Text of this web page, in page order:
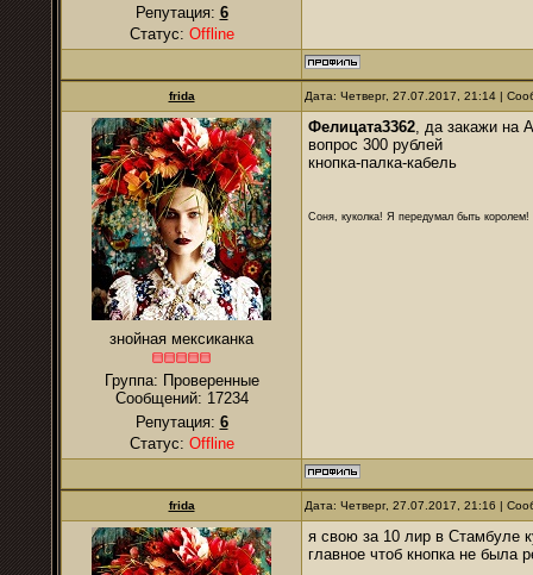
Репутация: 6
Статус: Offline
frida Дата: Четверг, 27.07.2017, 21:14 |
знойная мексиканка
Группа: Проверенные
Сообщений: 17234
Репутация: 6
Статус: Offline
Фелицата3362, да закажи на
вопрос 300 рублей
кнопка-палка-кабель
Соня, куколка! Я передумал быть
frida Дата: Четверг, 27.07.2017, 21:16 |
я свою за 10 лир в Стамбуле
главное чтоб кнопка не была